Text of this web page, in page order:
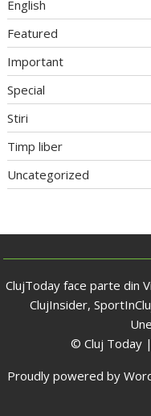
English
Featured
Important
Special
Stiri
Timp liber
Uncategorized
ClujToday face parte din
ClujInsider,
© Cluj Today
Proudly powered by